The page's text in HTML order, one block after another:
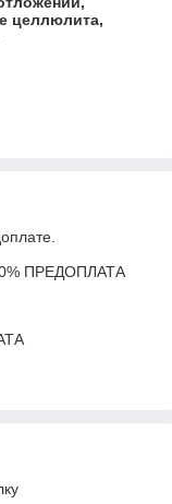
целлюлита,
ПРЕДОПЛАТА